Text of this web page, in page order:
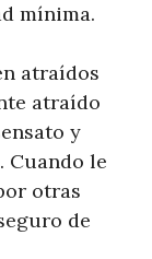
mínima.
atraídos
atraído
y
Cuando le
otras
de